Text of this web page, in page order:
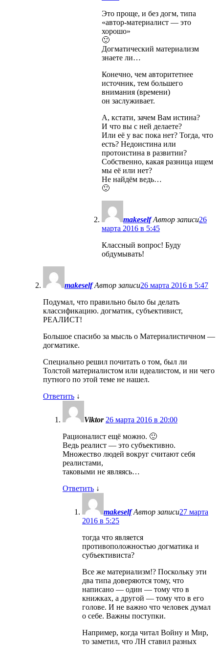
Это проще, и без догм, типа
«автор-материалист — это
хорошо»
🙂
Догматический материализм
знаете ли…
Конечно, чем авторитетнее
источник, тем большего
внимания (времени)
он заслуживает.
А, кстати, зачем Вам истина?
И что вы с ней делаете?
Или её у вас пока нет? Тогда, что
есть? Недоистина или
протоистина в развитии?
Собственно, какая разница ищем
мы её или нет?
Не найдём ведь…
🙂
makeself Автор записи26
марта 2016 в 5:45
Классный вопрос! Буду
обдумывать!
makeself Автор записи26 марта 2016 в 5:47
Подумал, что правильно было бы делать
классификацию. догматик, субъективист,
РЕАЛИСТ!
Большое спасибо за мысль о Материалистичном —
догматике.
Специально решил почитать о том, был ли
Толстой материалистом или идеалистом, и ни чего
путного по этой теме не нашел.
Ответить ↓
Viktor 26 марта 2016 в 20:00
Рационалист ещё можно. 🙂
Ведь реалист — это субъективно.
Множество людей вокруг считают себя
реалистами,
таковыми не являясь…
Ответить ↓
makeself Автор записи27 марта
2016 в 5:25
тогда что является
противоположностью догматика и
субъективиста?
Все же материализм!? Поскольку эти
два типа доверяются тому, что
написано — один — тому что в
книжках, а другой — тому что в его
голове. И не важно что человек думал
о себе. Важны поступки.
Например, когда читал Войну и Мир,
то заметил, что ЛН ставил разных